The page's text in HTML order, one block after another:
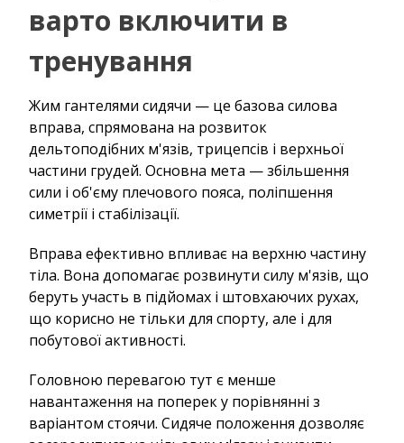
варто включити в
тренування
Жим гантелями сидячи — це базова силова
вправа, спрямована на розвиток
дельтоподібних м'язів, трицепсів і верхньої
частини грудей. Основна мета — збільшення
сили і об'єму плечового пояса, поліпшення
симетрії і стабілізації.
Вправа ефективно впливає на верхню частину
тіла. Вона допомагає розвинути силу м'язів, що
беруть участь в підйомах і штовхаючих рухах,
що корисно не тільки для спорту, але і для
побутової активності.
Головною перевагою тут є менше
навантаження на поперек у порівнянні з
варіантом стоячи. Сидяче положення дозволяє